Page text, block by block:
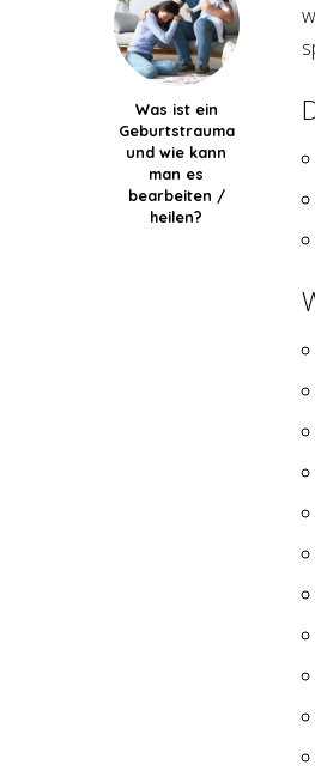
Was ist ein
Geburtstrauma
und wie kann
man es
bearbeiten /
heilen?